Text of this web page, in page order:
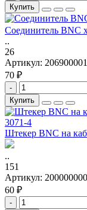
Купить
Соединитель BNC
..
26
Артикул:
70 ₽
-
Купить
Штекер BNC на
..
151
Артикул:
60 ₽
-